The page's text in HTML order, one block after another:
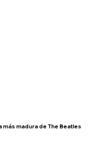
más madura de The Beatles